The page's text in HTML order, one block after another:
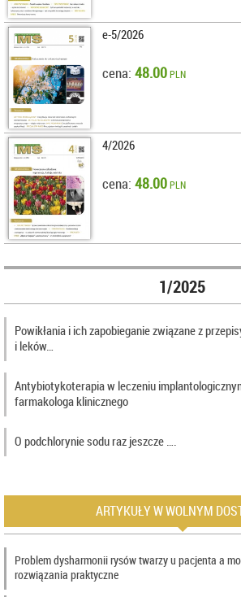
e-5/2026
cena: 48.00PLN
4/2026
cena: 48.00PLN
1/2025
Powikłania i ich zapobieganie związane z
i leków…
Antybiotykoterapia w leczeniu
farmakologa klinicznego
O podchlorynie sodu raz jeszcze ….
ARTYKUŁY W WOLNYM
Problem dysharmonii rysów twarzy u pacjenta a
rozwiązania praktyczne